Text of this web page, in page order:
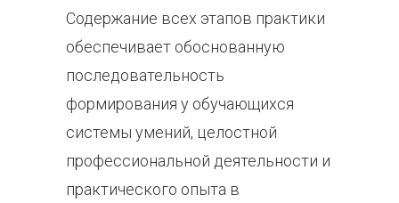
Содержание всех этапов практики
обеспечивает обоснованную
последовательность
формирования у обучающихся
системы умений, целостной
профессиональной деятельности и
практического опыта в